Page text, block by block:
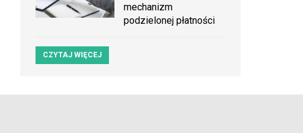
mechanizm
podzielonej płatności
CZYTAJ WIĘCEJ